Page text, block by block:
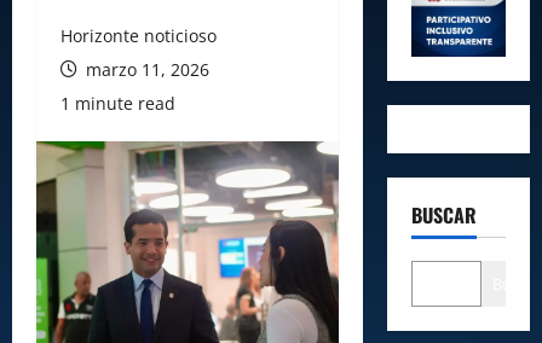
Horizonte noticioso
marzo 11, 2026
1 minute read
BUSCAR